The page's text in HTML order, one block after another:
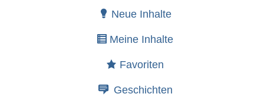
Neue Inhalte
Meine Inhalte
Favoriten
Geschichten